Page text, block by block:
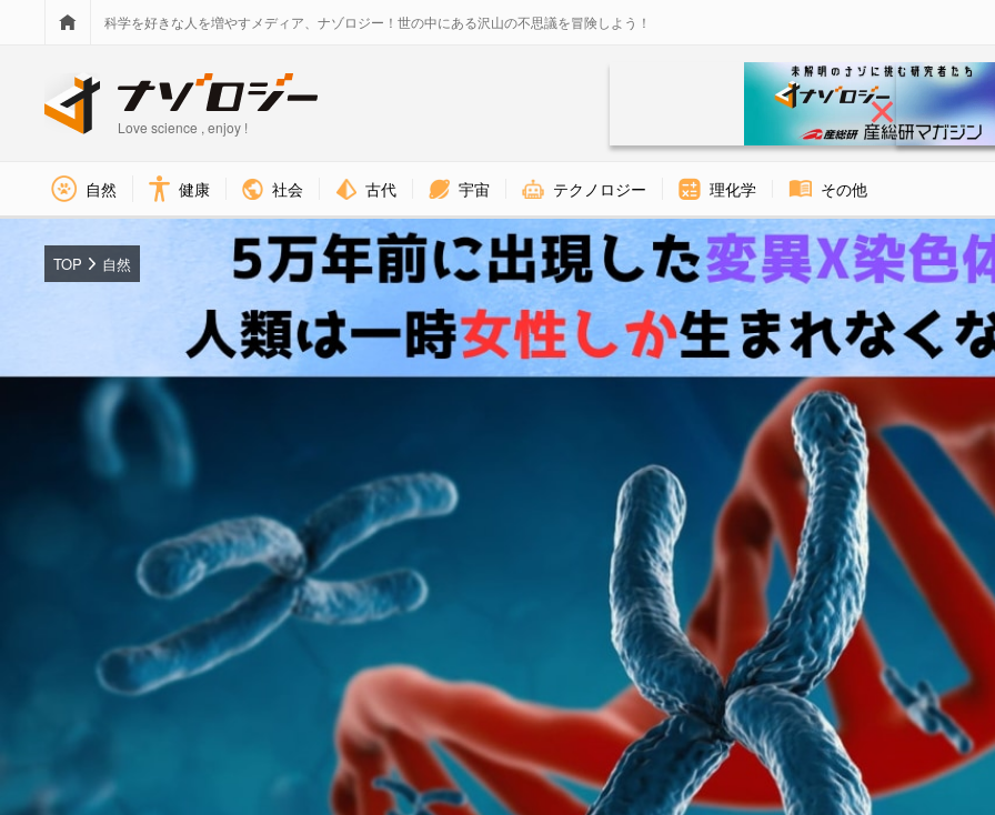
科学を好きな人を増やすメディア、ナゾロジー！世の中にある沢山の不思議を冒険しよう！
Love science , enjoy !
自然 健康 社会 古代 宇宙 テクノロジー 理化学 その他
TOP 自然